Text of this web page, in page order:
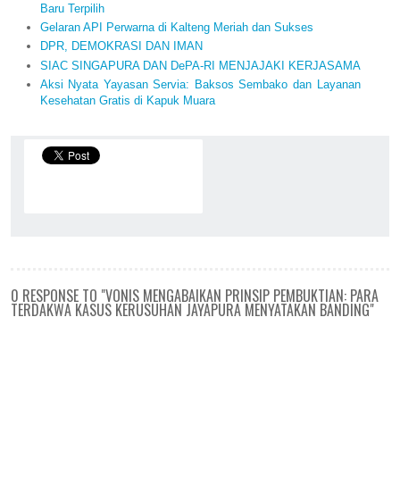
Baru Terpilih
Gelaran API Perwarna di Kalteng Meriah dan Sukses
DPR, DEMOKRASI DAN IMAN
SIAC SINGAPURA DAN DePA-RI MENJAJAKI KERJASAMA
Aksi Nyata Yayasan Servia: Baksos Sembako dan Layanan
Kesehatan Gratis di Kapuk Muara
0 RESPONSE TO "VONIS MENGABAIKAN PRINSIP PEMBUKTIAN: PARA
TERDAKWA KASUS KERUSUHAN JAYAPURA MENYATAKAN BANDING"